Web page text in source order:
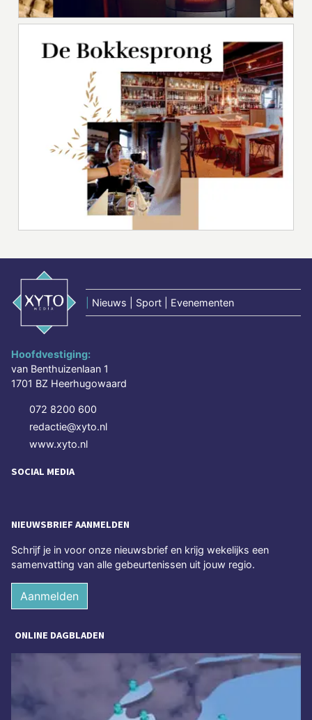
Nieuws | Sport | Evenementen
Hoofdvestiging:
van Benthuizenlaan 1
1701 BZ Heerhugowaard
072 8200 600
redactie@xyto.nl
www.xyto.nl
SOCIAL MEDIA
NIEUWSBRIEF AANMELDEN
Schrijf je in voor onze nieuwsbrief en krijg wekelijks een
samenvatting van alle gebeurtenissen uit jouw regio.
Aanmelden
ONLINE DAGBLADEN